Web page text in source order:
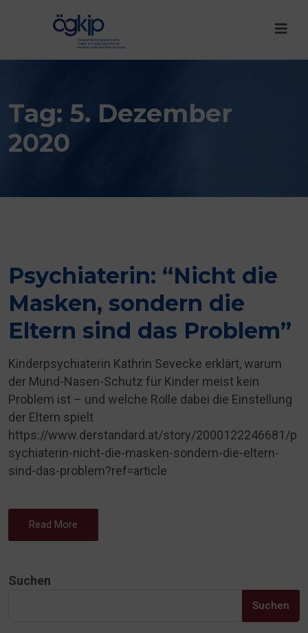
Tag: 5. Dezember
2020
Psychiaterin: “Nicht die
Masken, sondern die
Eltern sind das Problem”
Kinderpsychiaterin Kathrin Sevecke erklärt, warum
der Mund-Nasen-Schutz für Kinder meist kein
Problem ist – und welche Rolle dabei die Einstellung
der Eltern spielt
https://www.derstandard.at/story/2000122246681/p
sychiaterin-nicht-die-masken-sondern-die-eltern-
sind-das-problem?ref=article
Read More
Suchen
Suchen